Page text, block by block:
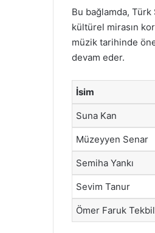
Bu bağlamda,
kültürel mirasın
müzik tarihinde
devam eder.
İsim
Suna Kan
Müzeyyen Senar
Semiha Yankı
Sevim Tanur
Ömer Faruk